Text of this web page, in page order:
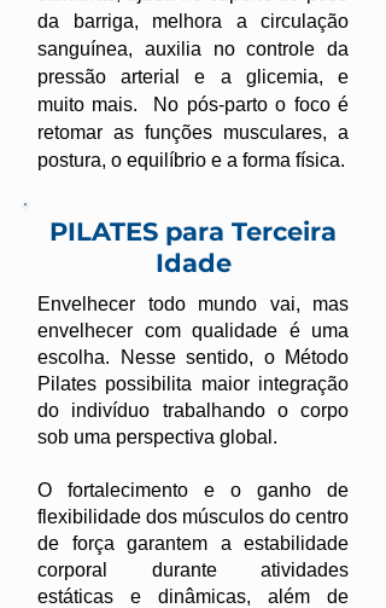
da barriga, melhora a circulação
sanguínea, auxilia no controle da
pressão arterial e a glicemia, e
muito mais. No pós-parto o foco é
retomar as funções musculares, a
postura, o equilíbrio e a forma física.
PILATES para Terceira
Idade
Envelhecer todo mundo vai, mas
envelhecer com qualidade é uma
escolha. Nesse sentido, o Método
Pilates possibilita maior integração
do indivíduo trabalhando o corpo
sob uma perspectiva global.
O fortalecimento e o ganho de
flexibilidade dos músculos do centro
de força garantem a estabilidade
corporal durante atividades
estáticas e dinâmicas, além de